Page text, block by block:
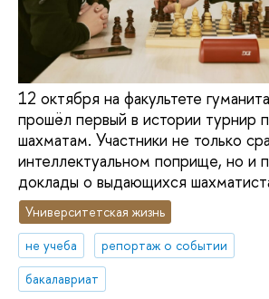
12 октября на факультете
прошёл первый в истории турнир
шахматам. Участники не только
интеллектуальном поприще, но и
доклады о выдающихся
Университетская жизнь
не учеба
репортаж о событии
бакалавриат